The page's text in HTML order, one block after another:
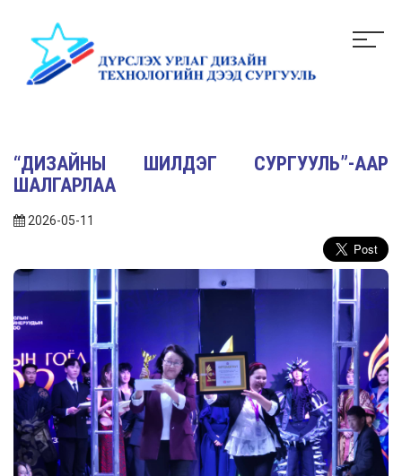
“ДИЗАЙНЫ ШИЛДЭГ СУРГУУЛЬ”-ААР
ШАЛГАРЛАА
2026-05-11